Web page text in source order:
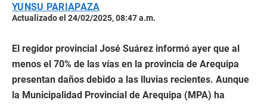
YUNSU PARIAPAZA
Actualizado el 24/02/2025, 08:47 a.m.
El regidor provincial José Suárez informó ayer que al
menos el 70% de las vías en la provincia de Arequipa
presentan daños debido a las lluvias recientes. Aunque
la Municipalidad Provincial de Arequipa (MPA) ha